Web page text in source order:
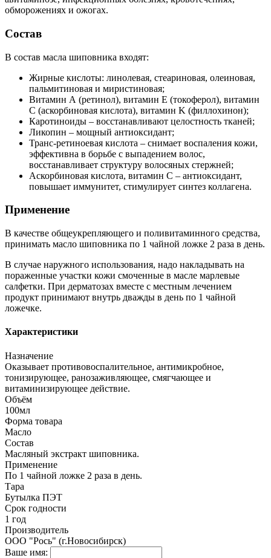
обморожениях и ожогах.
Состав
В состав масла шиповника входят:
Жирные кислоты: линолевая, стеариновая, олеиновая,
пальмитиновая и миристиновая;
Витамин А (ретинол), витамин E (токоферол), витамин
C (аскорбиновая кислота), витамин K (филлохинон);
Каротиноиды – восстанавливают целостность тканей;
Ликопин – мощный антиоксидант;
Транс-ретиноевая кислота – снимает воспаления кожи,
эффективна в борьбе с выпадением волос,
восстанавливает структуру волосяных стержней;
Аскорбиновая кислота, витамин С – антиоксидант,
повышает иммунитет, стимулирует синтез коллагена.
Применение
В качестве общеукрепляющего и поливитаминного средства,
принимать масло шиповника по 1 чайной ложке 2 раза в день.
В случае наружного использования, надо накладывать на
пораженные участки кожи смоченные в масле марлевые
салфетки. При дерматозах вместе с местным лечением
продукт принимают внутрь дважды в день по 1 чайной
ложечке.
Характеристики
Назначение
Оказывает противовоспалительное, антимикробное,
тонизирующее, ранозаживляющее, смягчающее и
витаминизирующее действие.
Объём
100мл
Форма товара
Масло
Состав
Масляный экстракт шиповника.
Применение
По 1 чайной ложке 2 раза в день.
Тара
Бутылка ПЭТ
Срок годности
1 год
Производитель
ООО "Рось" (г.Новосибирск)
Ваше имя: